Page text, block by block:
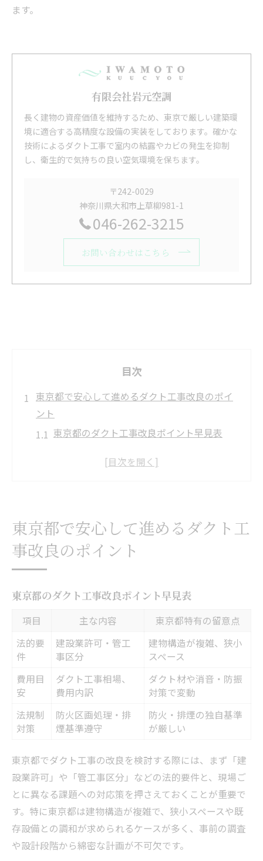
ます。
有限会社岩元空調
長く建物の資産価値を維持するため、東京で厳しい建築環
境に適合する高精度な設備の実装をしております。確かな
技術によるダクト工事で室内の結露やカビの発生を抑制
し、衛生的で気持ちの良い空気環境を保ちます。
〒242-0029
神奈川県大和市上草柳981-1
046-262-3215
お問い合わせはこちら
目次
東京都で安心して進めるダクト工事改良のポイ
ント
東京都のダクト工事改良ポイント早見表
改良時に注意したい法規制の落とし穴
ダクト工事を成功へ導く東京都ならではの工夫
とは
騒音・振動を抑えるダクト工事の工夫
営業中でも進めやすいダクト工事方法
東京都ならではのダクト工事法令対策
改良時に押さえたいダクト工事の費用と許可条
件
ダクト工事費用と許可条件の比較表
費用相場を知るためのポイント解説
改良工事費用を抑えるための工夫
管工事区分とダクト工事の関係性
ダクト工事が管工事に該当する理由と注意点を
解説
ダクト工事と管工事の違い比較表
管工事扱いとなるダクト工事の範囲
東京都で安心して進めるダクト工
事改良のポイント
東京都のダクト工事改良ポイント早見表
項目 主な内容
東京都特有の留意点
法的要
件
建設業許可・管工
事区分
建物構造が複雑、狭小
スペース
費用目
安
ダクト工事相場、
費用内訳
ダクト材や消音・防振
対策で変動
法規制
対策
防火区画処理・排
煙基準遵守
防火・排煙の独自基準
が厳しい
東京都でダクト工事の改良を検討する際には、まず「建
設業許可」や「管工事区分」などの法的要件と、現場ご
とに異なる課題への対応策を押さえておくことが重要で
す。特に東京都は建物構造が複雑で、狭小スペースや既
存設備との調和が求められるケースが多く、事前の調査
や設計段階から綿密な計画が不可欠です。